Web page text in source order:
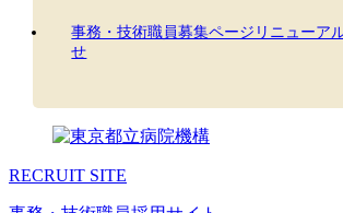
事務・技術職員募集ページリニューア
せ
RECRUIT SITE